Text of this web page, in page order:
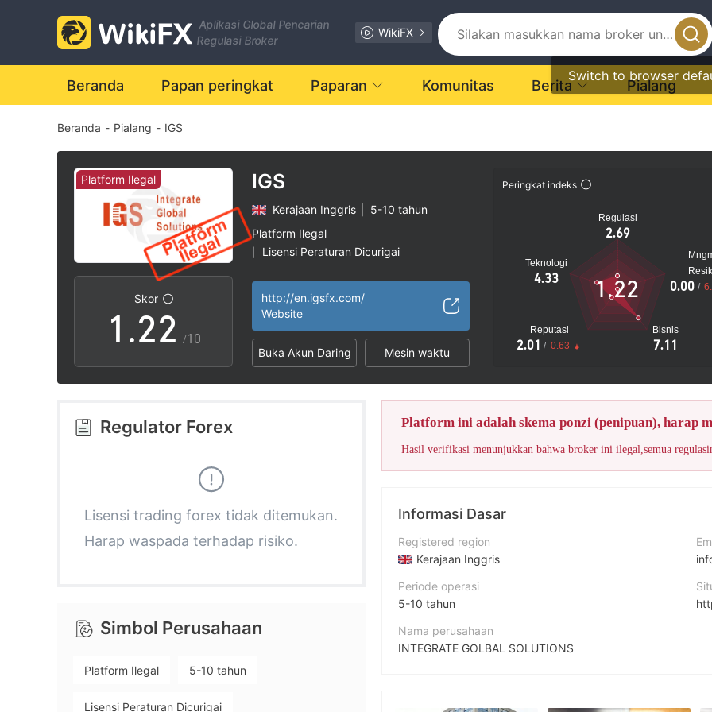
Aplikasi Global Pencarian
Regulasi Broker
WikiFX
Switch to browser
Beranda Papan peringkat Paparan Komunitas Berita Pialang
Beranda - Pialang - IGS
Platform Ilegal
Skor
0
1
2
3
5
6
9
.
0
1
2
3
4
6
7
0
1
2
3
4
6
7
/10
IGS
Kerajaan Inggris
5-10 tahun
Platform Ilegal
Lisensi Peraturan Dicurigai
http://en.igsfx.com/
Website
Buka Akun Daring Mesin waktu
Peringkat indeks
Regulasi
2.69
Teknologi
4.33
Reputasi
2.01 / 0.63
Bisnis
7.11
0.00 /
1.22
Skor WikiFX
Regulator Forex
Lisensi trading forex tidak ditemukan.
Harap waspada terhadap risiko.
Simbol Perusahaan
Platform Ilegal 5-10 tahun
Lisensi Peraturan Dicurigai
Platform ini adalah skema ponzi (penipuan), harap
Informasi Dasar
Registered region
Kerajaan Inggris
Periode operasi
5-10 tahun
Nama perusahaan
INTEGRATE GOLBAL SOLUTIONS